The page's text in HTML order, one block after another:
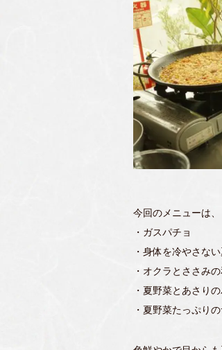
今回のメニューは、
・ガスパチョ
・身体を冷やさな
・オクラとささみ
・夏野菜とあさり
・夏野菜たっぷり